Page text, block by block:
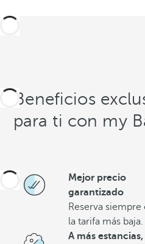
Beneficios
para ti con my
Mejor precio
garantizado
Reserva siempre
la tarifa más baja.
A más estancias,